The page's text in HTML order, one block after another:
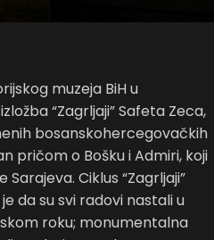
muzeja BiH u
“Zagrljaji” Safeta Zeca,
bosanskohercegovačkih
pričom o Bošku i Admiri, koji
Ciklus “Zagrljaji”
da su svi radovi nastali u
roku; monumentalna